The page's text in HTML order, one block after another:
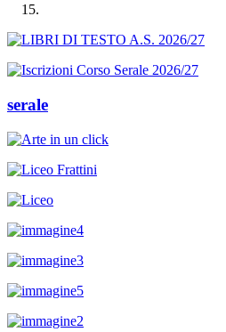
serale